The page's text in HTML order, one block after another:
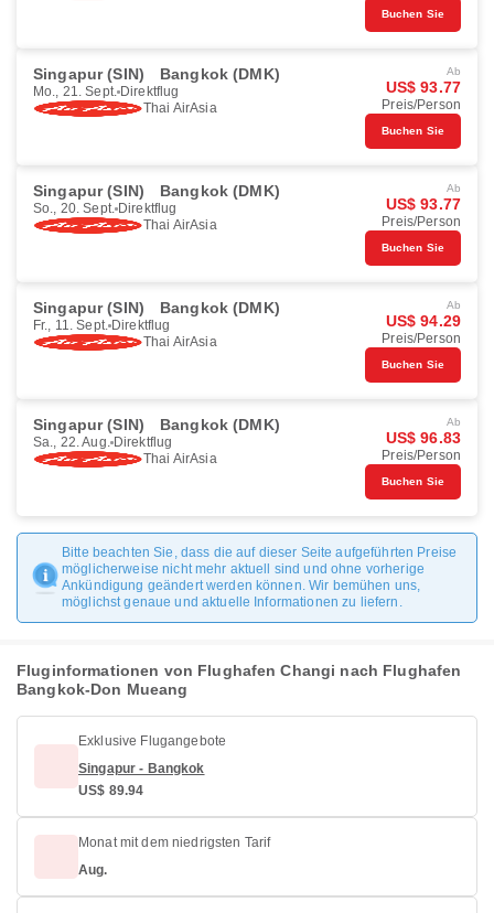
Buchen Sie
Singapur (SIN) Bangkok (DMK)
Mo., 21. Sept. Direktflug
Thai AirAsia
Ab
US$ 93.77
Preis/Person
Buchen Sie
Singapur (SIN) Bangkok (DMK)
So., 20. Sept. Direktflug
Thai AirAsia
Ab
US$ 93.77
Preis/Person
Buchen Sie
Singapur (SIN) Bangkok (DMK)
Fr., 11. Sept. Direktflug
Thai AirAsia
Ab
US$ 94.29
Preis/Person
Buchen Sie
Singapur (SIN) Bangkok (DMK)
Sa., 22. Aug. Direktflug
Thai AirAsia
Ab
US$ 96.83
Preis/Person
Buchen Sie
Bitte beachten Sie, dass die auf dieser Seite aufgeführten Preise
möglicherweise nicht mehr aktuell sind und ohne vorherige
Ankündigung geändert werden können. Wir bemühen uns,
möglichst genaue und aktuelle Informationen zu liefern.
Fluginformationen von Flughafen Changi nach Flughafen
Bangkok-Don Mueang
Exklusive Flugangebote
Singapur - Bangkok
US$ 89.94
Monat mit dem niedrigsten Tarif
Aug.